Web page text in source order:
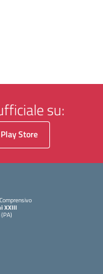
su:
Play Store
XXIII